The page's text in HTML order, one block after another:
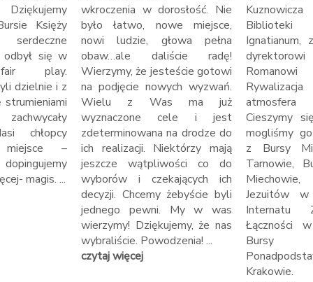
Księży
odbył się w
play.
dzielnie i z
chłopcy
–
magis. ...
wkroczenia w dorosłość. Nie
było łatwo, nowe miejsce,
nowi ludzie, głowa pełna
obaw…ale daliście radę!
Wierzymy, że jesteście gotowi
na podjęcie nowych wyzwań.
Wielu z Was ma już
wyznaczone cele i jest
zdeterminowana na drodze do
ich realizacji. Niektórzy mają
jeszcze wątpliwości co do
wyborów i czekających ich
decyzji. Chcemy żebyście byli
jednego pewni. My w was
wierzymy! Dziękujemy, że nas
wybraliście. Powodzenia! ...
czytaj więcej
Ignatianum,
atmosfera
Cieszymy
mogliśmy
z Bursy
Tarnowie,
Jezuitów w
Internatu
Łączności
Bursy